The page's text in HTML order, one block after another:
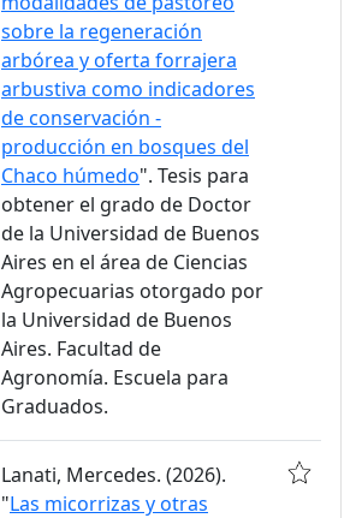
sobre la regeneración
arbórea y oferta forrajera
arbustiva como indicadores
de conservación -
producción en bosques del
Chaco húmedo". Tesis para
obtener el grado de Doctor
de la Universidad de Buenos
Aires en el área de Ciencias
Agropecuarias otorgado por
la Universidad de Buenos
Aires. Facultad de
Agronomía. Escuela para
Graduados.
Lanati, Mercedes. (2026).
"Las micorrizas y otras